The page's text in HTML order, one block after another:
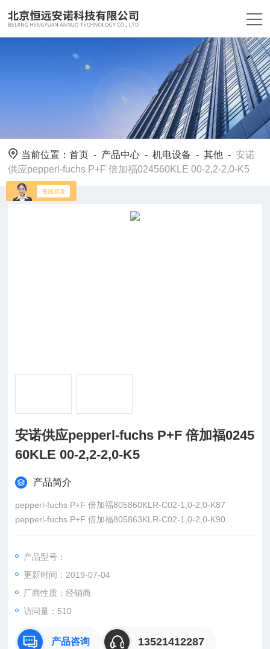
当前位置：首页 - 产品中心 -机电设备 -其他 -安诺
供应pepperl-fuchs P+F 倍加福024560KLE 00-2,2-2,0-K5
安诺供应pepperl-fuchs P+F 倍加福0245
60KLE 00-2,2-2,0-K5
产品简介
pepperl-fuchs P+F 倍加福805860KLR-C02-1,0-2,0-K87
pepperl-fuchs P+F 倍加福805863KLR-C02-1,0-2,0-K90
pepperl-fuchs P+F 倍加福805864KLR-C02-1,0-2,0-K91
pe
产品型号：
更新时间：2019-07-04
厂商性质：经销商
访问量：510
产品咨询 13521412287